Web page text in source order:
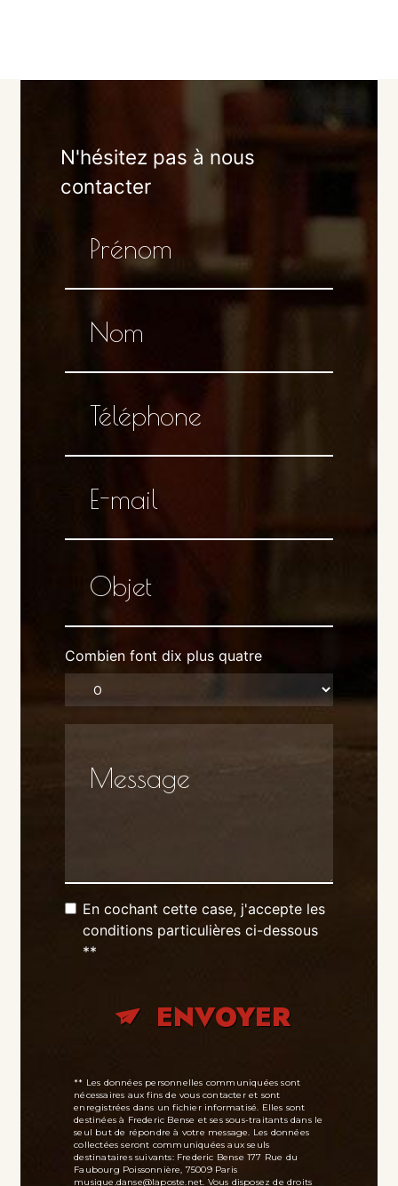
N'hésitez pas à nous
contacter
Combien font dix plus quatre
En cochant cette case, j'accepte les
conditions particulières ci-dessous
**
ENVOYER
** Les données personnelles communiquées sont
nécessaires aux fins de vous contacter et sont
enregistrées dans un fichier informatisé. Elles sont
destinées à Frederic Bense et ses sous-traitants dans le
seul but de répondre à votre message. Les données
collectées seront communiquées aux seuls
destinataires suivants: Frederic Bense 177 Rue du
Faubourg Poissonnière, 75009 Paris
musique.danse@laposte.net. Vous disposez de droits